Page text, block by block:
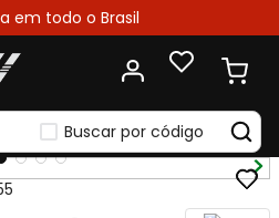
em todo o Brasil
Buscar por código